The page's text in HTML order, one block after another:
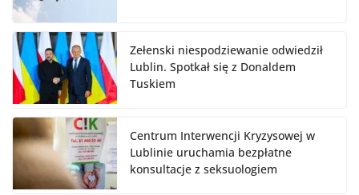
Zełenski niespodziewanie odwiedził
Lublin. Spotkał się z Donaldem
Tuskiem
Centrum Interwencji Kryzysowej w
Lublinie uruchamia bezpłatne
konsultacje z seksuologiem